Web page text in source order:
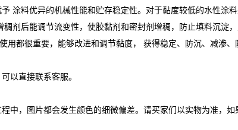
涂料优异的机械性能和贮存稳定性。对于黏度较低的水性涂
剂后能调节流变性，使胶黏剂和密封剂增稠，防止填料沉淀
都很重要，能够改进和调节黏度， 获得稳定、防沉、减渗、
以直接联系客服。
中，图片都会发生颜色的细微偏差。请买家们以实物为准，